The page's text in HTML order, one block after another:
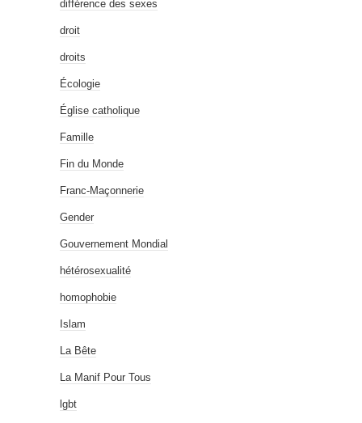
différence des sexes
droit
droits
Écologie
Église catholique
Famille
Fin du Monde
Franc-Maçonnerie
Gender
Gouvernement Mondial
hétérosexualité
homophobie
Islam
La Bête
La Manif Pour Tous
lgbt